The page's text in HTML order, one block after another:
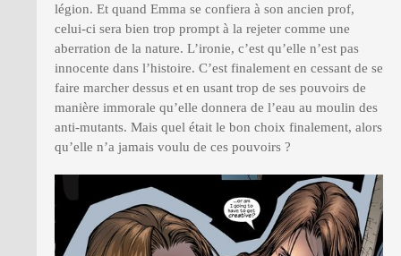
légion. Et quand Emma se confiera à son ancien prof,
celui-ci sera bien trop prompt à la rejeter comme une
aberration de la nature. L’ironie, c’est qu’elle n’est pas
innocente dans l’histoire. C’est finalement en cessant de se
faire marcher dessus et en usant trop de ses pouvoirs de
manière immorale qu’elle donnera de l’eau au moulin des
anti-mutants. Mais quel était le bon choix finalement, alors
qu’elle n’a jamais voulu de ces pouvoirs ?